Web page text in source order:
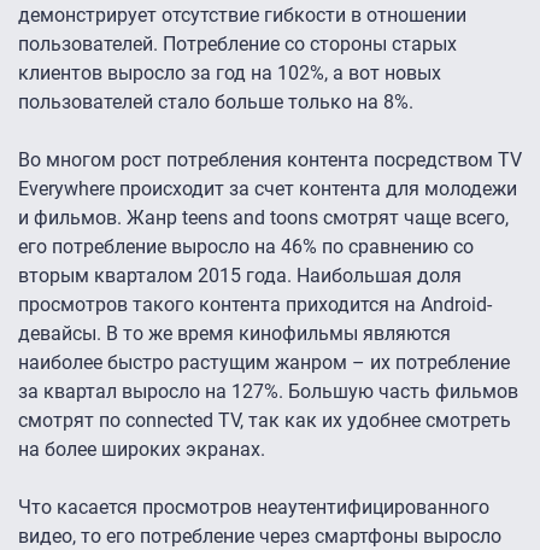
демонстрирует отсутствие гибкости в отношении
пользователей. Потребление со стороны старых
клиентов выросло за год на 102%, а вот новых
пользователей стало больше только на 8%.
Во многом рост потребления контента посредством TV
Everywhere происходит за счет контента для молодежи
и фильмов. Жанр teens and toons смотрят чаще всего,
его потребление выросло на 46% по сравнению со
вторым кварталом 2015 года. Наибольшая доля
просмотров такого контента приходится на Android-
девайсы. В то же время кинофильмы являются
наиболее быстро растущим жанром – их потребление
за квартал выросло на 127%. Большую часть фильмов
смотрят по connected TV, так как их удобнее смотреть
на более широких экранах.
Что касается просмотров неаутентифицированного
видео, то его потребление через смартфоны выросло